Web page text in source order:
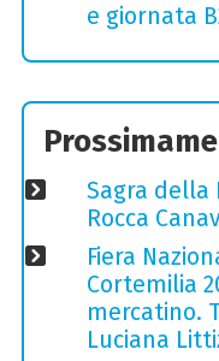
e giornata
Sagra della
Rocca
Fiera
Cortemilia
mercatino.
Luciana